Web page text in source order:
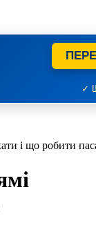
✓
і що робити